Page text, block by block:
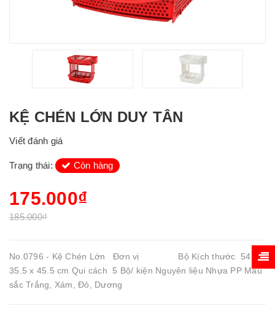
KỆ CHÉN LỚN DUY TÂN
Viết đánh giá
Trạng thái: Còn hàng
175.000₫
185.000₫
No.0796 - Kệ Chén Lớn Đơn vị Bộ Kích thước 54 x
35.5 x 45.5 cm Qui cách 5 Bộ/ kiện Nguyên liệu Nhựa PP Màu
sắc Trắng, Xám, Đỏ, Dương